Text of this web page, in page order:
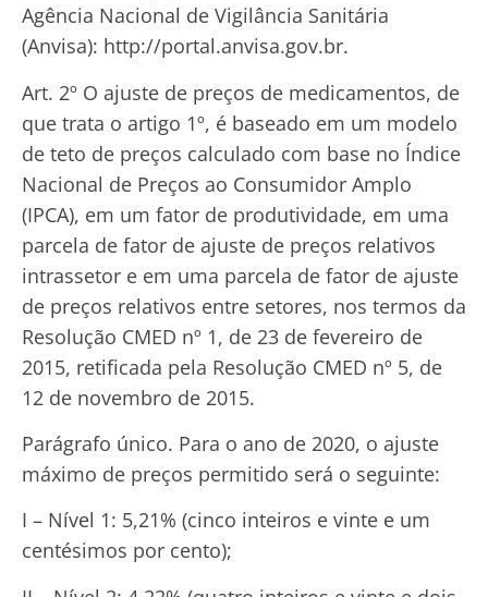
Agência Nacional de Vigilância Sanitária
(Anvisa): http://portal.anvisa.gov.br.
Art. 2º O ajuste de preços de medicamentos, de
que trata o artigo 1º, é baseado em um modelo
de teto de preços calculado com base no Índice
Nacional de Preços ao Consumidor Amplo
(IPCA), em um fator de produtividade, em uma
parcela de fator de ajuste de preços relativos
intrassetor e em uma parcela de fator de ajuste
de preços relativos entre setores, nos termos da
Resolução CMED nº 1, de 23 de fevereiro de
2015, retificada pela Resolução CMED nº 5, de
12 de novembro de 2015.
Parágrafo único. Para o ano de 2020, o ajuste
máximo de preços permitido será o seguinte:
I – Nível 1: 5,21% (cinco inteiros e vinte e um
centésimos por cento);